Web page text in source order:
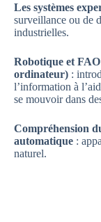
Les systèmes
surveillance ou de
industrielles.
Robotique et
ordinateur) :
l’information à
se mouvoir dans
Compréhension
automatique :
naturel.